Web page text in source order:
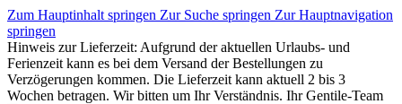
Zum Hauptinhalt springen Zur Suche springen Zur Hauptnavigation
springen
Hinweis zur Lieferzeit: Aufgrund der aktuellen Urlaubs- und
Ferienzeit kann es bei dem Versand der Bestellungen zu
Verzögerungen kommen. Die Lieferzeit kann aktuell 2 bis 3
Wochen betragen. Wir bitten um Ihr Verständnis. Ihr Gentile-Team